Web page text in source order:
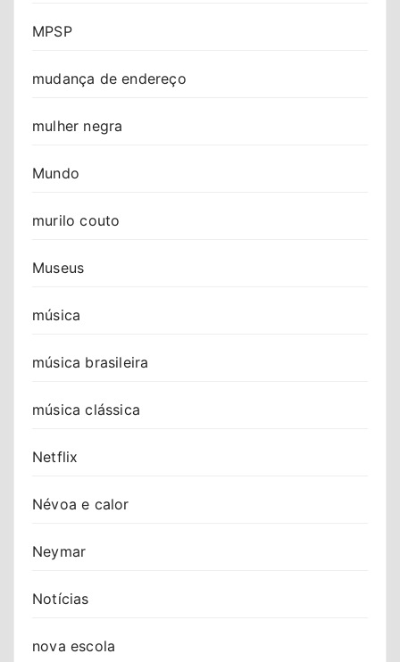
MPSP
mudança de endereço
mulher negra
Mundo
murilo couto
Museus
música
música brasileira
música clássica
Netflix
Névoa e calor
Neymar
Notícias
nova escola